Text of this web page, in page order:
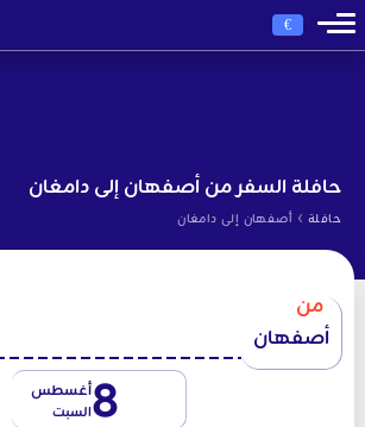
€
حافلة السفر من أصفهان إلى دامغان
حافلة › أصفهان إلى دامغان
من
أصفهان
8أغسطس
السبت